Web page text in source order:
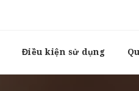
Điều kiện sử dụng